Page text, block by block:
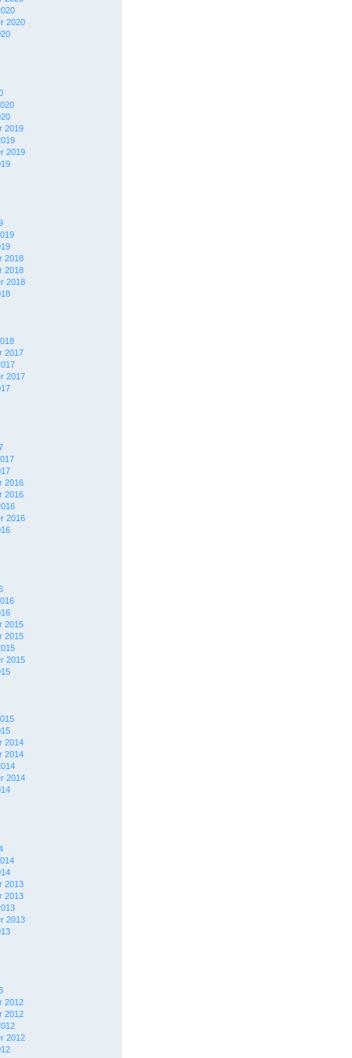
2020
2019
2019
2018
2018
2018
2017
2017
2016
2016
2016
2015
2015
2015
2014
2014
2014
2013
2013
2013
2012
2012
2012